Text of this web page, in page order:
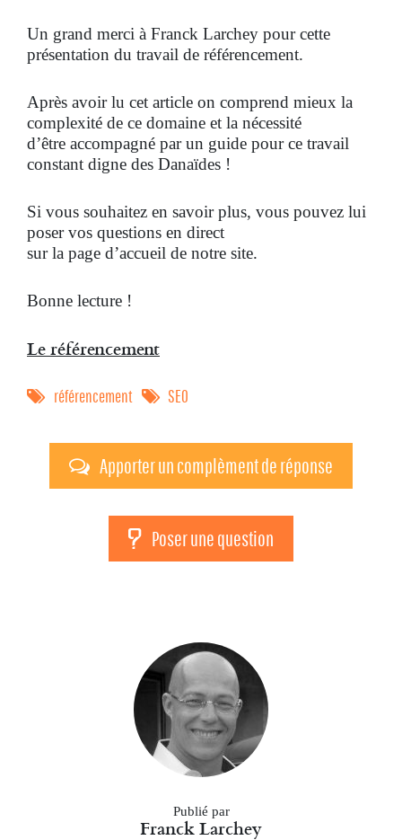
Un grand merci à Franck Larchey pour cette
présentation du travail de référencement.
Après avoir lu cet article on comprend mieux la
complexité de ce domaine et la nécessité
d’être accompagné par un guide pour ce travail
constant digne des Danaïdes !
Si vous souhaitez en savoir plus, vous pouvez lui
poser vos questions en direct
sur la page d’accueil de notre site.
Bonne lecture !
Le référencement
référencement SEO
Apporter un complèment de réponse
Poser une question
Publié par
Franck Larchey